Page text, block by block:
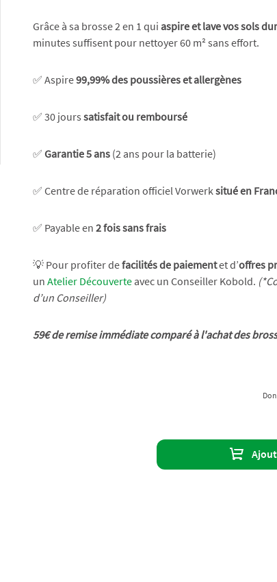
Grâce à sa brosse 2 en 1 qui aspire et lave vos sols
minutes suffisent pour nettoyer 60 m² sans effort.
✅ Aspire99,99% des poussières et allergènes
✅ 30 jours satisfait ou remboursé
✅ Garantie 5 ans (2 ans pour la batterie)
✅ Centre de réparation officiel Vorwerksitué en
✅ Payable en 2 fois sans frais
💡 Pour profiter defacilités de paiementet d’offres
un Atelier Découverte avec un Conseiller Kobold.
d’un Conseiller)
59€ de remise immédiate comparé à l'achat des